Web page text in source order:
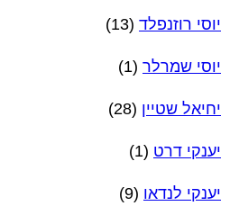
יוסי רוזנפלד (13)
יוסי שמרלר (1)
יחיאל שטיין (28)
יענקי דרט (1)
יענקי לנדאו (9)